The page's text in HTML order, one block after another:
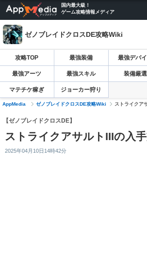
国内最大級！
ゲーム攻略情報メディア
ゼノブレイドクロスDE攻略Wiki
攻略TOP 最強装備 最強デバ
最強アーツ 最強スキル 装備厳選
マテチケ稼ぎ ジョーカー狩り
AppMedia ゼノブレイドクロスDE攻略Wiki ストライクア
【ゼノブレイドクロスDE】
ストライクアサルトIIIの入
2025年04月10日14時42分